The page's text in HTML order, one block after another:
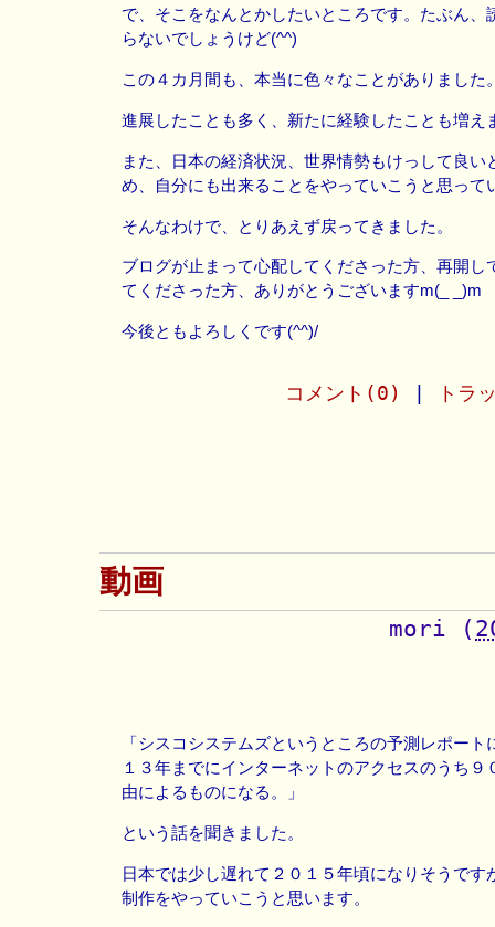
で、そこをなんとかしたいところです。たぶん、
らないでしょうけど(^^)
この４カ月間も、本当に色々なことがありました
進展したことも多く、新たに経験したことも増え
また、日本の経済状況、世界情勢もけっして良い
め、自分にも出来ることをやっていこうと思って
そんなわけで、とりあえず戻ってきました。
ブログが止まって心配してくださった方、再開し
てくださった方、ありがとうございますm(_ _)m
今後ともよろしくです(^^)/
コメント(0) トラ
動画
mori (
「シスコシステムズというところの予測レポート
１３年までにインターネットのアクセスのうち９
由によるものになる。」
という話を聞きました。
日本では少し遅れて２０１５年頃になりそうです
制作をやっていこうと思います。